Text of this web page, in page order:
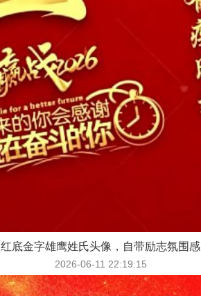
红底金字雄鹰姓氏头像，自带励志氛围感
2026-06-11 22:19:15